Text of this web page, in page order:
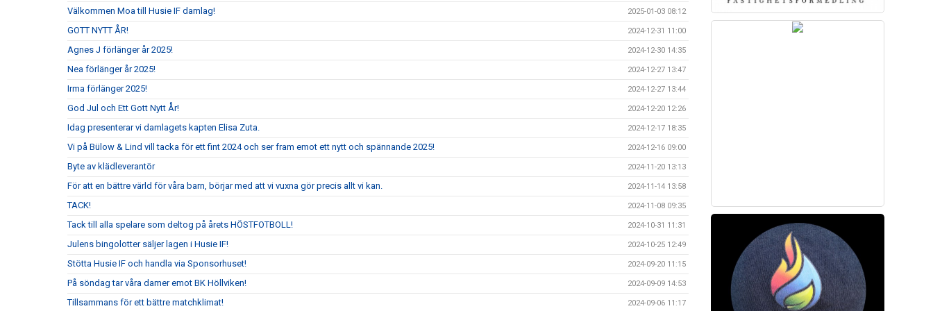
Välkommen Moa till Husie IF damlag! 2025-01-03 08:12
GOTT NYTT ÅR! 2024-12-31 11:00
Agnes J förlänger år 2025! 2024-12-30 14:35
Nea förlänger år 2025! 2024-12-27 13:47
Irma förlänger 2025! 2024-12-27 13:44
God Jul och Ett Gott Nytt År! 2024-12-20 12:26
Idag presenterar vi damlagets kapten Elisa Zuta. 2024-12-17 18:35
Vi på Bülow & Lind vill tacka för ett fint 2024 och ser fram emot ett nytt och spännande 2025! 2024-12-16 09:00
Byte av klädleverantör 2024-11-20 13:13
För att en bättre värld för våra barn, börjar med att vi vuxna gör precis allt vi kan. 2024-11-14 13:58
TACK! 2024-11-08 09:35
Tack till alla spelare som deltog på årets HÖSTFOTBOLL! 2024-10-31 11:31
Julens bingolotter säljer lagen i Husie IF! 2024-10-25 12:49
Stötta Husie IF och handla via Sponsorhuset! 2024-09-20 11:15
På söndag tar våra damer emot BK Höllviken! 2024-09-09 14:53
Tillsammans för ett bättre matchklimat! 2024-09-06 11:17